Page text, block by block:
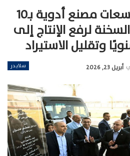
مدبولي يفتتح توسعات مصنع أدوية بـ10
لرفع الإنتاج إلى
سلايدر أبريل 23, 2026